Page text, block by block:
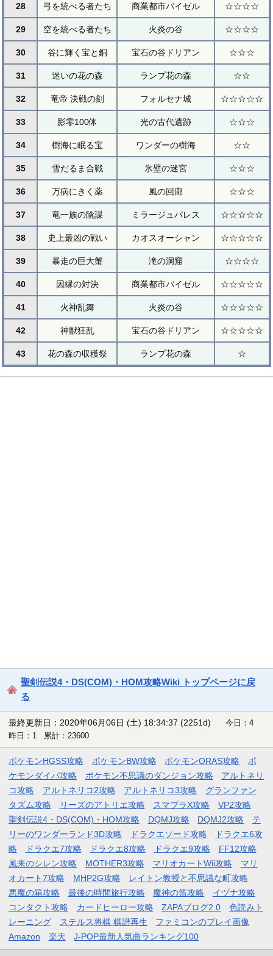
28 弓を統べる者たち 商業都市バイゼル ☆☆☆☆
29 空を統べる者たち 火炎の谷 ☆☆☆☆
30 谷に輝く宝と銅 宝石の谷ドリアン ☆☆☆
31 迷いの花の森 ランプ花の森 ☆☆
32 竜帝 決戦の刻 フォルセナ城 ☆☆☆☆☆
33 影零100体 光の古代遺跡 ☆☆☆
34 樹海に眠る宝 ワンダーの樹海 ☆☆
35 雪だるま合戦 氷壁の迷宮 ☆☆☆
36 万病にきく薬 風の回廊 ☆☆☆
37 竜一族の陰謀 ミラージュパレス ☆☆☆☆☆
38 史上最凶の戦い カオスオーシャン ☆☆☆☆☆
39 暴走の巨大蟹 滝の洞窟 ☆☆☆☆
40 因縁の対決 商業都市バイゼル ☆☆☆☆☆
41 火神乱舞 火炎の谷 ☆☆☆☆☆
42 神獣狂乱 宝石の谷ドリアン ☆☆☆☆☆
43 花の森の収穫祭 ランプ花の森 ☆
聖剣伝説4・DS(COM)・HOM攻略Wiki トップページに戻
る
最終更新日：2020年06月06日 (土) 18:34:37 (2251d)
今日：4
昨日：1 累計：23600
ポケモンHGSS攻略 ポケモンBW攻略 ポケモンORAS攻略
ポ
ケモンダイパ攻略
ポケモン不思議のダンジョン攻略
アルトネリ
コ攻略
アルトネリコ2攻略 アルトネリコ3攻略
グランファン
タズム攻略
リーズのアトリエ攻略 スマブラX攻略
VP2攻略
聖剣伝説4・DS(COM)・HOM攻略
DQMJ攻略 DQMJ2攻略
テ
リーのワンダーランド3D攻略
ドラクエソード攻略
ドラクエ6攻
略
ドラクエ7攻略 ドラクエ8攻略 ドラクエ9攻略
FF12攻略
風来のシレン攻略
MOTHER3攻略 マリオカートWii攻略
マリ
オカート7攻略
MHP2G攻略
レイトン教授と不思議な町攻略
悪魔の箱攻略
最後の時間旅行攻略 魔神の笛攻略
イヅナ攻略
コンタクト攻略
カードヒーロー攻略 ZAPAブログ2.0
色読みト
レーニング
ステルス将棋 棋譜再生
ファミコンのプレイ画像
Amazon
楽天 J-POP最新人気曲ランキング100